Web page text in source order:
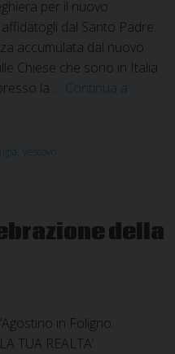
per il nuovo
dal Santo Padre.
accumulata dal nuovo
Chiese che sono in Italia
la … Continua a
Vescovo
della
in Foligno.
TUA REALTA’